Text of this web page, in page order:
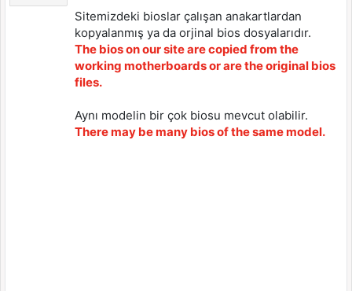
Sitemizdeki bioslar çalışan anakartlardan
kopyalanmış ya da orjinal bios dosyalarıdır.
The bios on our site are copied from the
working motherboards or are the original bios
files.
Aynı modelin bir çok biosu mevcut olabilir.
There may be many bios of the same model.